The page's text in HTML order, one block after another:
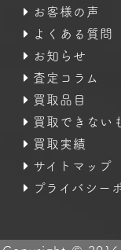
お客様の声
よくある質問
お知らせ
査定コラム
買取品目
買取できない
買取実績
サイトマップ
プライバシー